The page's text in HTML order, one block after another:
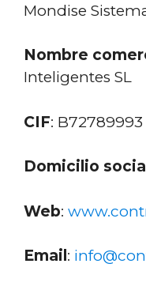
Mondise
Nombre
Inteligentes SL
CIF: B72789993
Domicilio socia
Web:
Email :